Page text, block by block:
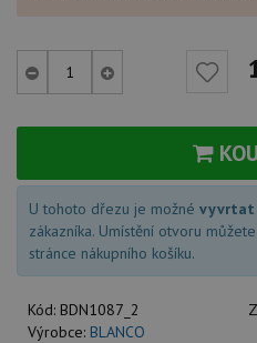
U tohoto dřezu je možné vyvrtat
zákazníka. Umístění otvoru
stránce nákupního košíku.
Kód: BDN1087_2
Výrobce: BLANCO